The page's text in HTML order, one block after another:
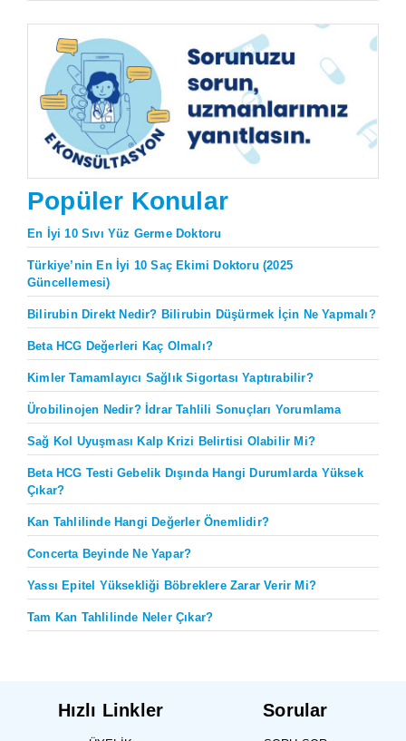
Popüler Konular
En İyi 10 Sıvı Yüz Germe Doktoru
Türkiye’nin En İyi 10 Saç Ekimi Doktoru (2025
Güncellemesi)
Bilirubin Direkt Nedir? Bilirubin Düşürmek İçin Ne Yapmalı?
Beta HCG Değerleri Kaç Olmalı?
Kimler Tamamlayıcı Sağlık Sigortası Yaptırabilir?
Ürobilinojen Nedir? İdrar Tahlili Sonuçları Yorumlama
Sağ Kol Uyuşması Kalp Krizi Belirtisi Olabilir Mi?
Beta HCG Testi Gebelik Dışında Hangi Durumlarda Yüksek
Çıkar?
Kan Tahlilinde Hangi Değerler Önemlidir?
Concerta Beyinde Ne Yapar?
Yassı Epitel Yüksekliği Böbreklere Zarar Verir Mi?
Tam Kan Tahlilinde Neler Çıkar?
Hızlı Linkler Sorular